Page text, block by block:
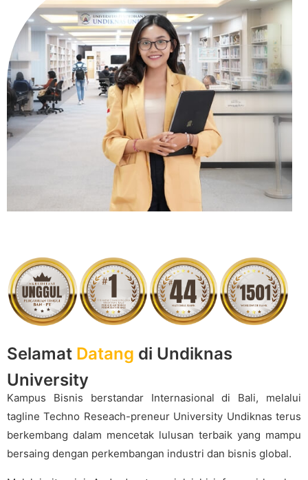
Selamat Datang di Undiknas
University
Kampus Bisnis berstandar Internasional di Bali, melalui
tagline Techno Reseach-preneur University Undiknas terus
berkembang dalam mencetak lulusan terbaik yang mampu
bersaing dengan perkembangan industri dan bisnis global.